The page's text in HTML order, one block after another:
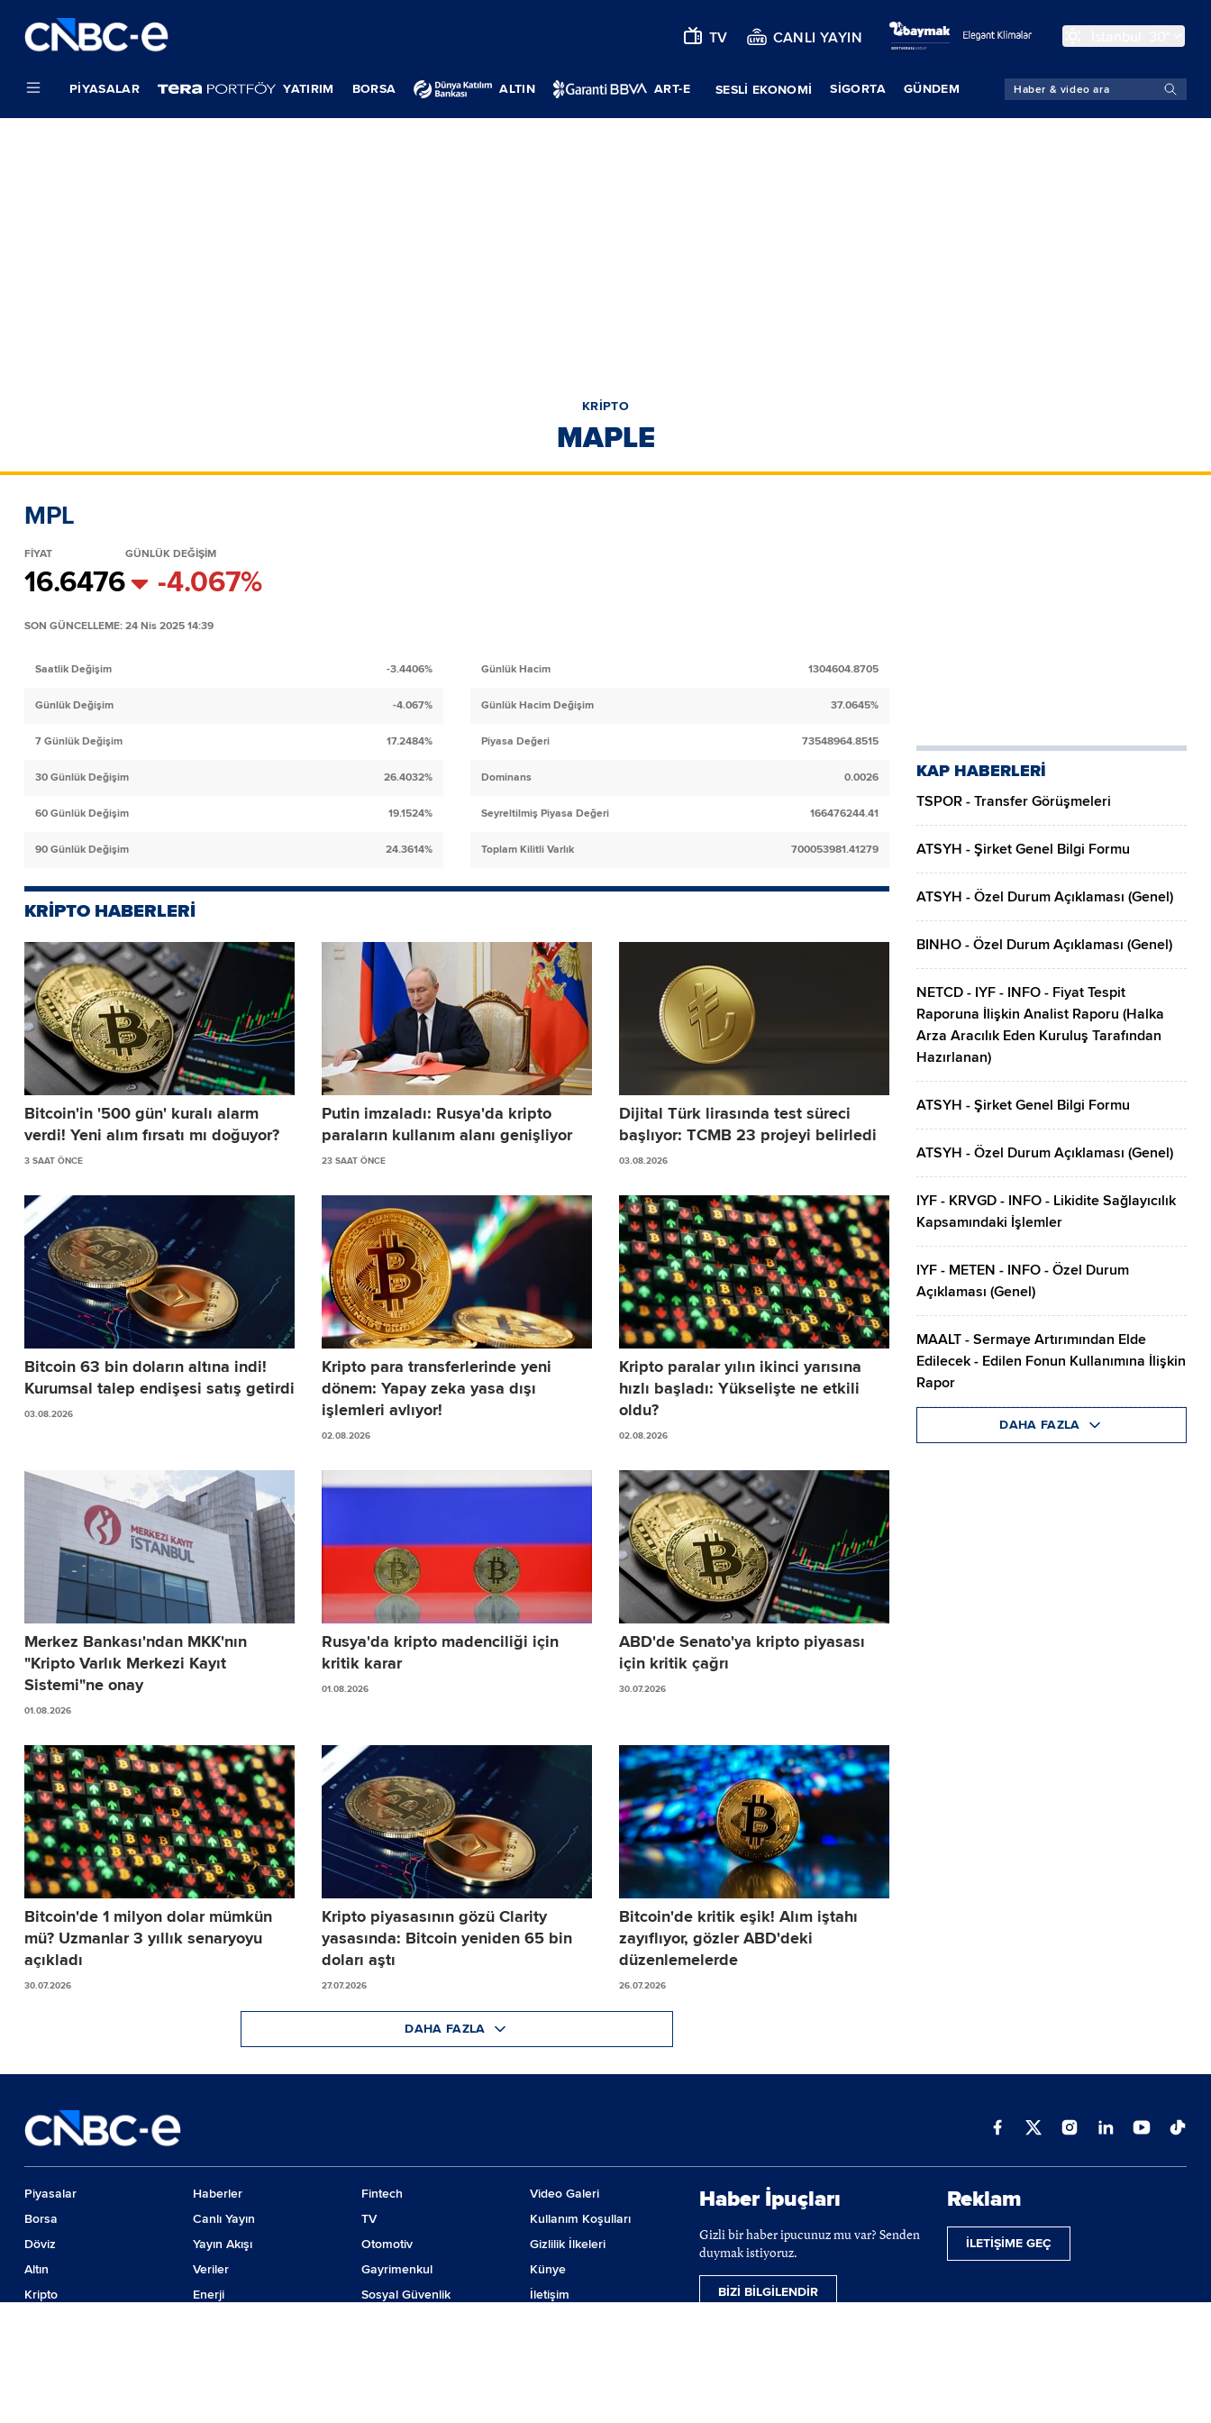
TV CANLI YAYIN
PIYASALAR YATIRIM BORSA ALTIN ART-E SESLİ EKONOMİ SIGORTA GÜNDEM
KRİPTO
MAPLE
MPL
FİYAT
16.6476
GÜNLÜK DEĞİŞİM
-4.067%
SON GÜNCELLEME: 24 Nis 2025 14:39
Saatlik Değişim -3.4406%
Günlük Değişim -4.067%
7 Günlük Değişim 17.2484%
30 Günlük Değişim 26.4032%
60 Günlük Değişim 19.1524%
90 Günlük Değişim 24.3614%
Günlük Hacim 1304604.8705
Günlük Hacim Değişim 37.0645%
Piyasa Değeri 73548964.8515
Dominans 0.0026
Seyreltilmiş Piyasa Değeri 166476244.41
Toplam Kilitli Varlık 700053981.41279
KRİPTO HABERLERİ
Bitcoin'in '500 gün' kuralı alarm
verdi! Yeni alım fırsatı mı doğuyor?
3 SAAT ÖNCE
Putin imzaladı: Rusya'da kripto
paraların kullanım alanı genişliyor
23 SAAT ÖNCE
Dijital Türk lirasında test süreci
başlıyor: TCMB 23 projeyi belirledi
03.08.2026
Bitcoin 63 bin doların altına indi!
Kurumsal talep endişesi satış getirdi
03.08.2026
Kripto para transferlerinde yeni
dönem: Yapay zeka yasa dışı
işlemleri avlıyor!
02.08.2026
Kripto paralar yılın ikinci yarısına
hızlı başladı: Yükselişte ne etkili
oldu?
02.08.2026
Merkez Bankası'ndan MKK'nın
"Kripto Varlık Merkezi Kayıt
Sistemi"ne onay
01.08.2026
Rusya'da kripto madenciliği için
kritik karar
01.08.2026
ABD'de Senato'ya kripto piyasası
için kritik çağrı
30.07.2026
Bitcoin'de 1 milyon dolar mümkün
mü? Uzmanlar 3 yıllık senaryoyu
açıkladı
30.07.2026
Kripto piyasasının gözü Clarity
yasasında: Bitcoin yeniden 65 bin
doları aştı
27.07.2026
Bitcoin'de kritik eşik! Alım iştahı
zayıflıyor, gözler ABD'deki
düzenlemelerde
26.07.2026
DAHA FAZLA
KAP HABERLERİ
TSPOR - Transfer Görüşmeleri
ATSYH - Şirket Genel Bilgi Formu
ATSYH - Özel Durum Açıklaması (Genel)
BINHO - Özel Durum Açıklaması (Genel)
NETCD - IYF - INFO - Fiyat Tespit
Raporuna İlişkin Analist Raporu (Halka
Arza Aracılık Eden Kuruluş Tarafından
Hazırlanan)
ATSYH - Şirket Genel Bilgi Formu
ATSYH - Özel Durum Açıklaması (Genel)
IYF - KRVGD - INFO - Likidite Sağlayıcılık
Kapsamındaki İşlemler
IYF - METEN - INFO - Özel Durum
Açıklaması (Genel)
MAALT - Sermaye Artırımından Elde
Edilecek - Edilen Fonun Kullanımına İlişkin
Rapor
DAHA FAZLA
Piyasalar
Borsa
Döviz
Altın
Kripto
Haberler
Canlı Yayın
Yayın Akışı
Veriler
Enerji
Fintech
TV
Otomotiv
Gayrimenkul
Sosyal Güvenlik
Video Galeri
Kullanım Koşulları
Gizlilik İlkeleri
Künye
İletişim
Haber İpuçları
Gizli bir haber ipucunuz mu var? Senden
duymak istiyoruz.
BİZİ BİLGİLENDİR
Reklam
İLETİŞİME GEÇ